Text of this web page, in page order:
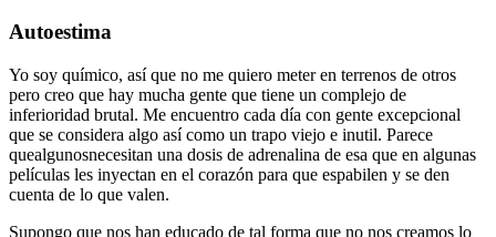
Autoestima
Yo soy químico, así que no me quiero meter en terrenos de otros
pero creo que hay mucha gente que tiene un complejo de
inferioridad brutal. Me encuentro cada día con gente excepcional
que se considera algo así como un trapo viejo e inutil. Parece
quealgunosnecesitan una dosis de adrenalina de esa que en algunas
películas les inyectan en el corazón para que espabilen y se den
cuenta de lo que valen.
Supongo que nos han educado de tal forma que no nos creamos lo